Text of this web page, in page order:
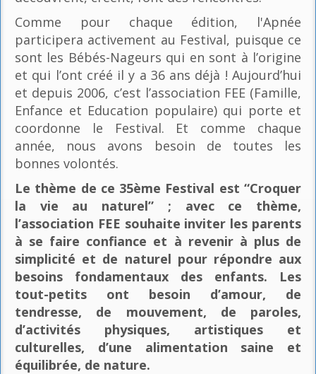
Comme pour chaque édition, l'Apnée
participera activement au Festival, puisque ce
sont les Bébés-Nageurs qui en sont à l’origine
et qui l’ont créé il y a 36 ans déjà ! Aujourd’hui
et depuis 2006, c’est l’association FEE (Famille,
Enfance et Education populaire) qui porte et
coordonne le Festival. Et comme chaque
année, nous avons besoin de toutes les
bonnes volontés.
Le thème de ce 35ème Festival est “Croquer
la vie au naturel” ; avec ce thème,
l’association FEE souhaite inviter les parents
à se faire confiance et à revenir à plus de
simplicité et de naturel pour répondre aux
besoins fondamentaux des enfants. Les
tout-petits ont besoin d’amour, de
tendresse, de mouvement, de paroles,
d’activités physiques, artistiques et
culturelles, d’une alimentation saine et
équilibrée, de nature.